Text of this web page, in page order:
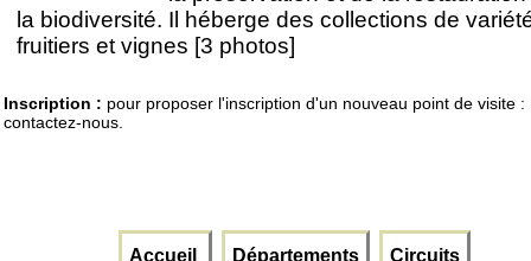
la biodiversité. Il héberge des collections de
fruitiers et vignes [3 photos]
Inscription : pour proposer l'inscription d'un nouveau point de visite :
contactez-nous.
Accueil Départements Circuits